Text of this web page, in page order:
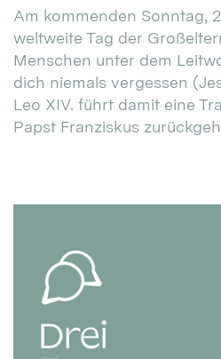
Am kommenden Sonntag,
weltweite Tag der
Menschen unter dem
dich niemals vergessen
Leo XIV. führt damit eine
Papst Franziskus